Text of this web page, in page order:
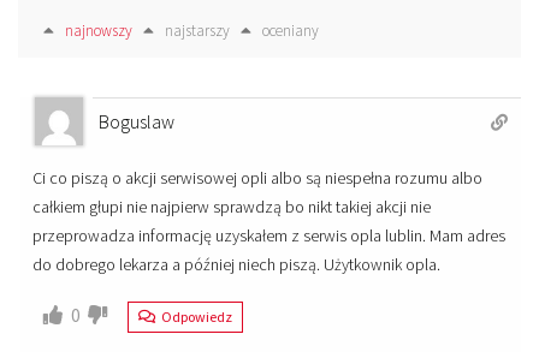
najnowszy najstarszy oceniany
Boguslaw
Ci co piszą o akcji serwisowej opli albo są niespełna rozumu albo
całkiem głupi nie najpierw sprawdzą bo nikt takiej akcji nie
przeprowadza informację uzyskałem z serwis opla lublin. Mam adres
do dobrego lekarza a później niech piszą. Użytkownik opla.
0 Odpowiedz